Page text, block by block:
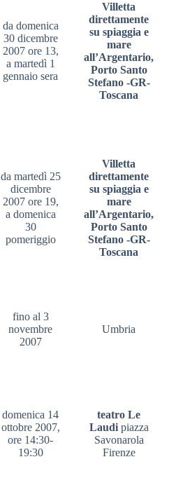
da domenica
30 dicembre
2007 ore 13,
a martedì 1
gennaio sera
Villetta
direttamente
su spiaggia e
mare
all’Argentario,
Porto Santo
Stefano -GR-
Toscana
da martedì 25
dicembre
2007 ore 19,
a domenica
30
pomeriggio
Villetta
direttamente
su spiaggia e
mare
all’Argentario,
Porto Santo
Stefano -GR-
Toscana
fino al 3
novembre
2007
Umbria
domenica 14
ottobre 2007,
ore 14:30-
19:30
teatro Le
Laudi piazza
Savonarola
Firenze